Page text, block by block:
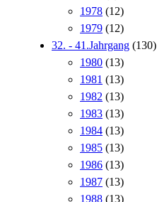
1978 (12)
1979 (12)
32. - 41.Jahrgang (130)
1980 (13)
1981 (13)
1982 (13)
1983 (13)
1984 (13)
1985 (13)
1986 (13)
1987 (13)
1988 (13)